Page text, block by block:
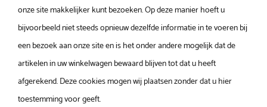
onze site makkelijker kunt bezoeken. Op deze manier hoeft u
bijvoorbeeld niet steeds opnieuw dezelfde informatie in te voeren bij
een bezoek aan onze site en is het onder andere mogelijk dat de
artikelen in uw winkelwagen bewaard blijven tot dat u heeft
afgerekend. Deze cookies mogen wij plaatsen zonder dat u hier
toestemming voor geeft.